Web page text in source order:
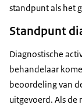
standpunt als het
Standpunt
Diagnostische
behandelaar
beoordeling van
uitgevoerd. Als